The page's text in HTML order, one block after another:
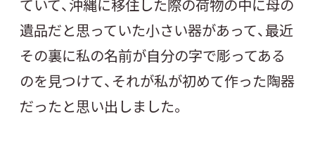
ていて、沖縄に移住した際の荷物の中に母の
遺品だと思っていた小さい器があって、最近
その裏に私の名前が自分の字で彫ってある
のを見つけて、それが私が初めて作った陶器
だったと思い出しました。